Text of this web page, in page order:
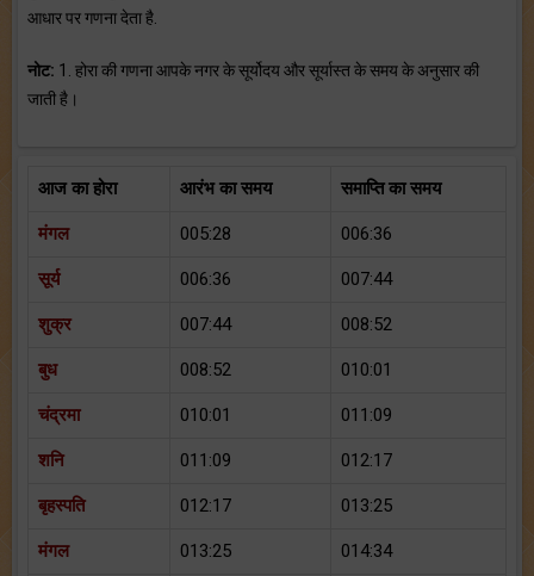
आधार पर गणना देता है.
नोट: 1. होरा की गणना आपके नगर के सूर्योदय और सूर्यास्त के समय के अनुसार की
जाती है।
आज का होरा आरंभ का समय समाप्ति का समय
मंगल 005:28 006:36
सूर्य 006:36 007:44
शुक्र 007:44 008:52
बुध 008:52 010:01
चंद्रमा 010:01 011:09
शनि 011:09 012:17
बृहस्पति 012:17 013:25
मंगल 013:25 014:34